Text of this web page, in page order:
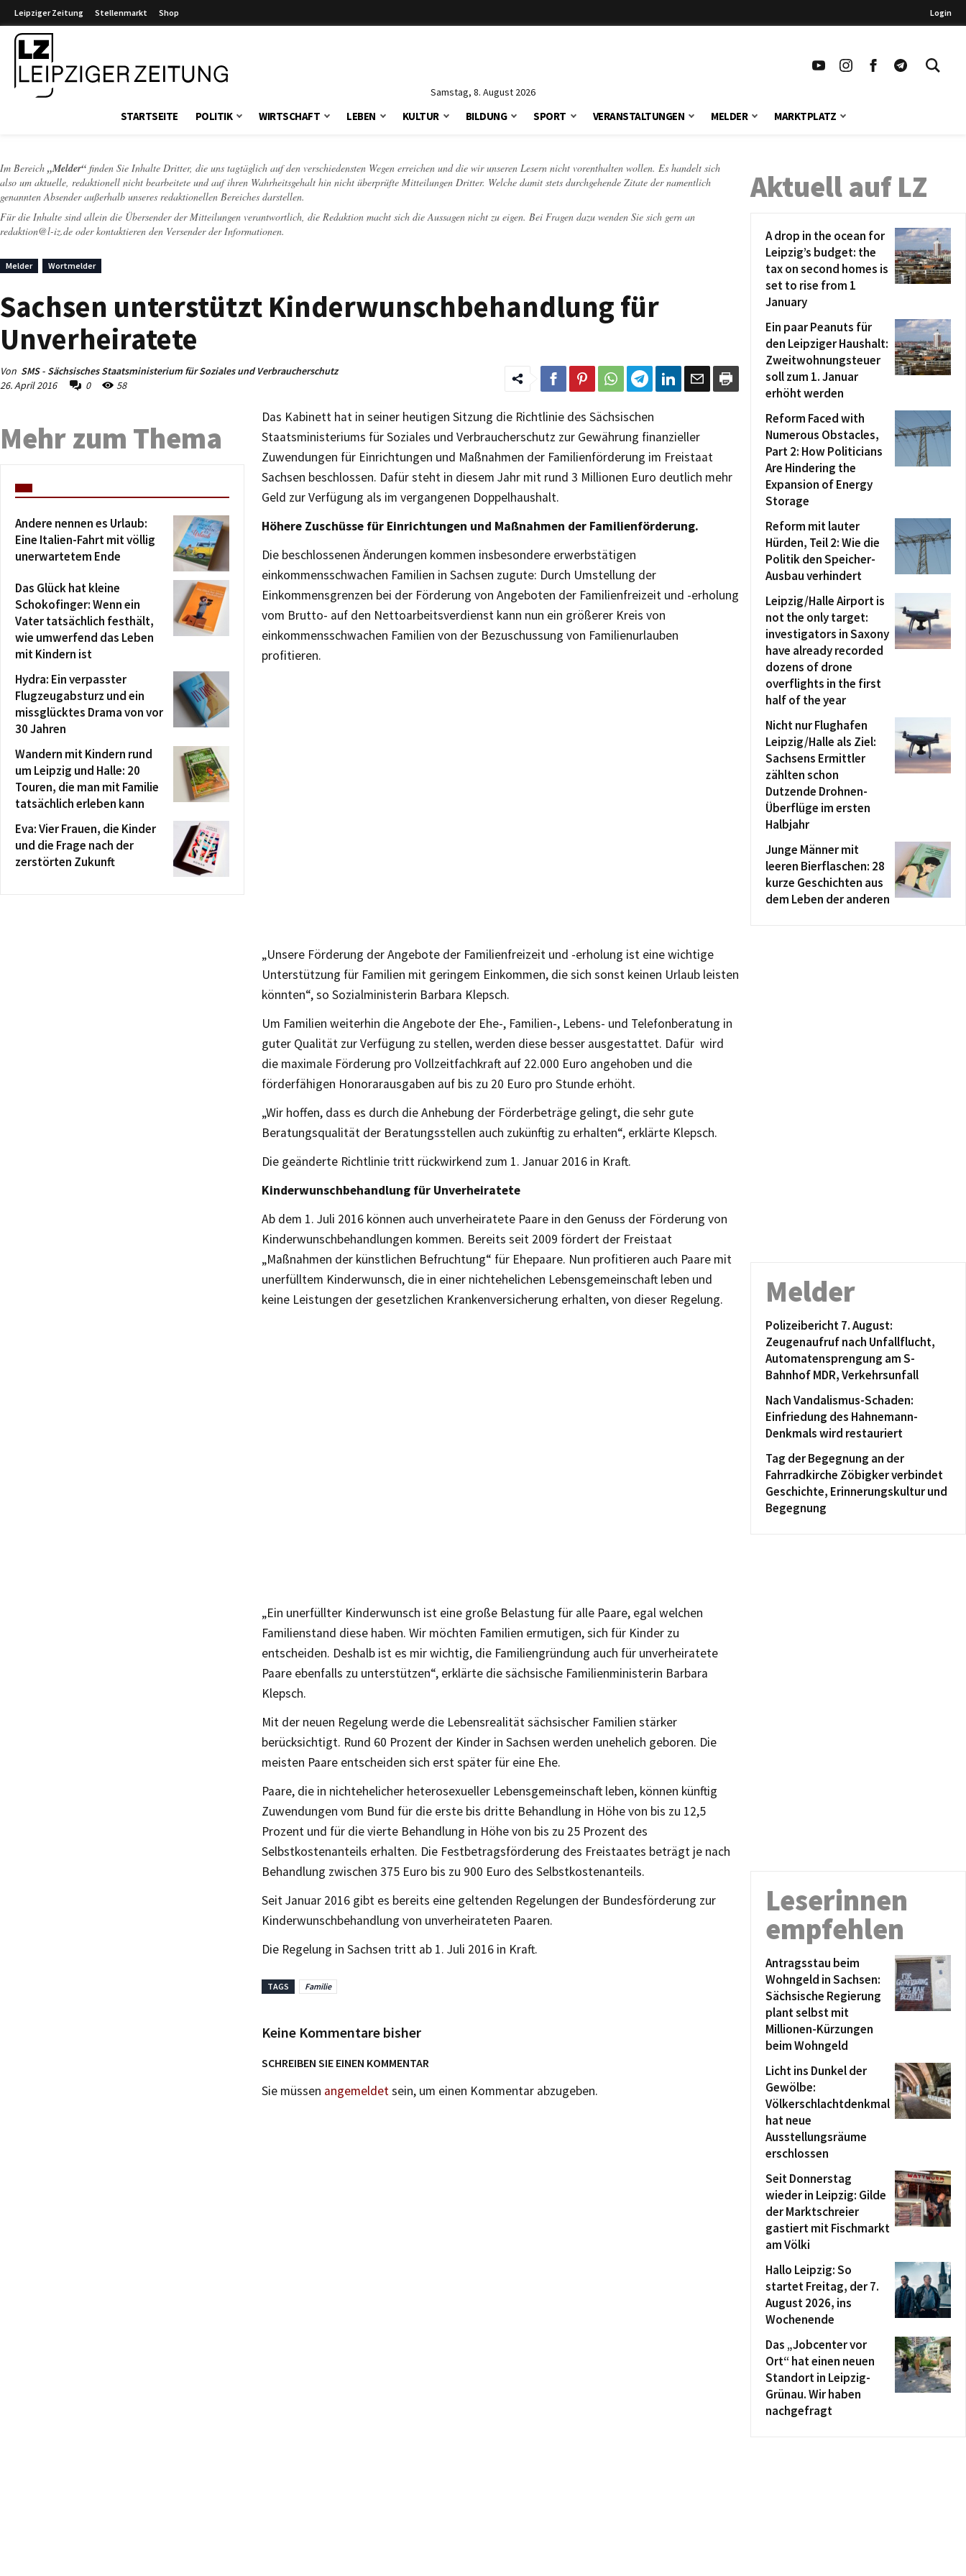
Leipziger Zeitung Stellenmarkt Shop Login
Samstag, 8. August 2026
STARTSEITE POLITIK WIRTSCHAFT LEBEN KULTUR BILDUNG SPORT VERANSTALTUNGEN MELDER MARKTPLATZ
Im Bereich „Melder“ finden Sie Inhalte Dritter, die uns tagtäglich auf den verschiedensten Wegen erreichen und die wir unseren Lesern nicht vorenthalten wollen. Es handelt sich
also um aktuelle, redaktionell nicht bearbeitete und auf ihren Wahrheitsgehalt hin nicht überprüfte Mitteilungen Dritter. Welche damit stets durchgehende Zitate der namentlich
genannten Absender außerhalb unseres redaktionellen Bereiches darstellen.
Für die Inhalte sind allein die Übersender der Mitteilungen verantwortlich, die Redaktion macht sich die Aussagen nicht zu eigen. Bei Fragen dazu wenden Sie sich gern an
redaktion@l-iz.de oder kontaktieren den Versender der Informationen.
Melder Wortmelder
Sachsen unterstützt Kinderwunschbehandlung für
Unverheiratete
Von SMS - Sächsisches Staatsministerium für Soziales und Verbraucherschutz
26. April 2016
0 58
Das Kabinett hat in seiner heutigen Sitzung die Richtlinie des Sächsischen
Staatsministeriums für Soziales und Verbraucherschutz zur Gewährung finanzieller
Zuwendungen für Einrichtungen und Maßnahmen der Familienförderung im Freistaat
Sachsen beschlossen. Dafür steht in diesem Jahr mit rund 3 Millionen Euro deutlich mehr
Geld zur Verfügung als im vergangenen Doppelhaushalt.
Höhere Zuschüsse für Einrichtungen und Maßnahmen der Familienförderung.
Die beschlossenen Änderungen kommen insbesondere erwerbstätigen
einkommensschwachen Familien in Sachsen zugute: Durch Umstellung der
Einkommensgrenzen bei der Förderung von Angeboten der Familienfreizeit und -erholung
vom Brutto- auf den Nettoarbeitsverdienst kann nun ein größerer Kreis von
einkommensschwachen Familien von der Bezuschussung von Familienurlauben
profitieren.
„Unsere Förderung der Angebote der Familienfreizeit und -erholung ist eine wichtige
Unterstützung für Familien mit geringem Einkommen, die sich sonst keinen Urlaub leisten
könnten“, so Sozialministerin Barbara Klepsch.
Um Familien weiterhin die Angebote der Ehe-, Familien-, Lebens- und Telefonberatung in
guter Qualität zur Verfügung zu stellen, werden diese besser ausgestattet. Dafür wird
die maximale Förderung pro Vollzeitfachkraft auf 22.000 Euro angehoben und die
förderfähigen Honorarausgaben auf bis zu 20 Euro pro Stunde erhöht.
„Wir hoffen, dass es durch die Anhebung der Förderbeträge gelingt, die sehr gute
Beratungsqualität der Beratungsstellen auch zukünftig zu erhalten“, erklärte Klepsch.
Die geänderte Richtlinie tritt rückwirkend zum 1. Januar 2016 in Kraft.
Kinderwunschbehandlung für Unverheiratete
Ab dem 1. Juli 2016 können auch unverheiratete Paare in den Genuss der Förderung von
Kinderwunschbehandlungen kommen. Bereits seit 2009 fördert der Freistaat
„Maßnahmen der künstlichen Befruchtung“ für Ehepaare. Nun profitieren auch Paare mit
unerfülltem Kinderwunsch, die in einer nichtehelichen Lebensgemeinschaft leben und
keine Leistungen der gesetzlichen Krankenversicherung erhalten, von dieser Regelung.
„Ein unerfüllter Kinderwunsch ist eine große Belastung für alle Paare, egal welchen
Familienstand diese haben. Wir möchten Familien ermutigen, sich für Kinder zu
entscheiden. Deshalb ist es mir wichtig, die Familiengründung auch für unverheiratete
Paare ebenfalls zu unterstützen“, erklärte die sächsische Familienministerin Barbara
Klepsch.
Mit der neuen Regelung werde die Lebensrealität sächsischer Familien stärker
berücksichtigt. Rund 60 Prozent der Kinder in Sachsen werden unehelich geboren. Die
meisten Paare entscheiden sich erst später für eine Ehe.
Paare, die in nichtehelicher heterosexueller Lebensgemeinschaft leben, können künftig
Zuwendungen vom Bund für die erste bis dritte Behandlung in Höhe von bis zu 12,5
Prozent und für die vierte Behandlung in Höhe von bis zu 25 Prozent des
Selbstkostenanteils erhalten. Die Festbetragsförderung des Freistaates beträgt je nach
Behandlung zwischen 375 Euro bis zu 900 Euro des Selbstkostenanteils.
Seit Januar 2016 gibt es bereits eine geltenden Regelungen der Bundesförderung zur
Kinderwunschbehandlung von unverheirateten Paaren.
Die Regelung in Sachsen tritt ab 1. Juli 2016 in Kraft.
TAGS Familie
Keine Kommentare bisher
SCHREIBEN SIE EINEN KOMMENTAR
Sie müssen angemeldetsein, um einen Kommentar abzugeben.
Mehr zum Thema
Andere nennen es Urlaub:
Eine Italien-Fahrt mit völlig
unerwartetem Ende
Das Glück hat kleine
Schokofinger: Wenn ein
Vater tatsächlich festhält,
wie umwerfend das Leben
mit Kindern ist
Hydra: Ein verpasster
Flugzeugabsturz und ein
missglücktes Drama von vor
30 Jahren
Wandern mit Kindern rund
um Leipzig und Halle: 20
Touren, die man mit Familie
tatsächlich erleben kann
Eva: Vier Frauen, die Kinder
und die Frage nach der
zerstörten Zukunft
Aktuell auf LZ
A drop in the ocean for
Leipzig’s budget: the
tax on second homes is
set to rise from 1
January
Ein paar Peanuts für
den Leipziger Haushalt:
Zweitwohnungsteuer
soll zum 1. Januar
erhöht werden
Reform Faced with
Numerous Obstacles,
Part 2: How Politicians
Are Hindering the
Expansion of Energy
Storage
Reform mit lauter
Hürden, Teil 2: Wie die
Politik den Speicher-
Ausbau verhindert
Leipzig/Halle Airport is
not the only target:
investigators in Saxony
have already recorded
dozens of drone
overflights in the first
half of the year
Nicht nur Flughafen
Leipzig/Halle als Ziel:
Sachsens Ermittler
zählten schon
Dutzende Drohnen-
Überflüge im ersten
Halbjahr
Junge Männer mit
leeren Bierflaschen: 28
kurze Geschichten aus
dem Leben der anderen
Melder
Polizeibericht 7. August:
Zeugenaufruf nach Unfallflucht,
Automatensprengung am S-
Bahnhof MDR, Verkehrsunfall
Nach Vandalismus-Schaden:
Einfriedung des Hahnemann-
Denkmals wird restauriert
Tag der Begegnung an der
Fahrradkirche Zöbigker verbindet
Geschichte, Erinnerungskultur und
Begegnung
Leserinnen
empfehlen
Antragsstau beim
Wohngeld in Sachsen:
Sächsische Regierung
plant selbst mit
Millionen-Kürzungen
beim Wohngeld
Licht ins Dunkel der
Gewölbe:
Völkerschlachtdenkmal
hat neue
Ausstellungsräume
erschlossen
Seit Donnerstag
wieder in Leipzig: Gilde
der Marktschreier
gastiert mit Fischmarkt
am Völki
Hallo Leipzig: So
startet Freitag, der 7.
August 2026, ins
Wochenende
Das „Jobcenter vor
Ort“ hat einen neuen
Standort in Leipzig-
Grünau. Wir haben
nachgefragt